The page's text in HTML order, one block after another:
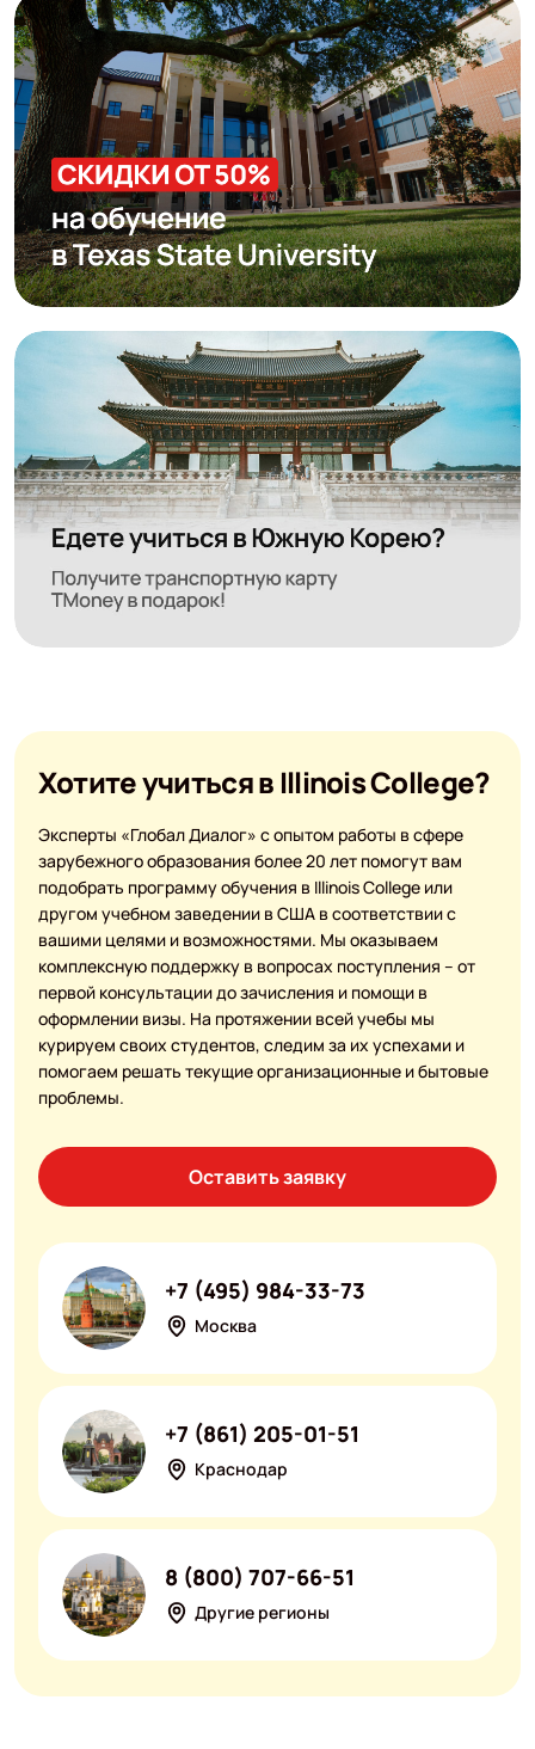
Хотите учиться в Illinois College?
Эксперты «Глобал Диалог» с опытом работы в сфере
зарубежного образования более 20 лет помогут вам
подобрать программу обучения в Illinois College или
другом учебном заведении в США в соответствии с
вашими целями и возможностями. Мы оказываем
комплексную поддержку в вопросах поступления – от
первой консультации до зачисления и помощи в
оформлении визы. На протяжении всей учебы мы
курируем своих студентов, следим за их успехами и
помогаем решать текущие организационные и бытовые
проблемы.
Оставить заявку
Москва
+7 (495) 984-33-73
Краснодар
+7 (861) 205-01-51
Другие регионы
8 (800) 707-66-51